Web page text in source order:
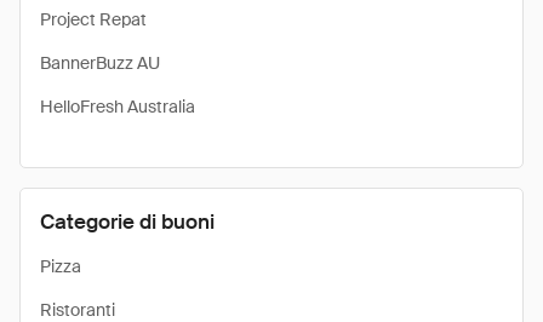
Project Repat
BannerBuzz AU
HelloFresh Australia
Categorie di buoni
Pizza
Ristoranti